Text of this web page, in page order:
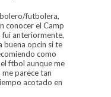
futbolera,
conocer el Camp
fui anteriormente,
buena opcin si te
como
ftbol aunque me
parece tan
acotado en